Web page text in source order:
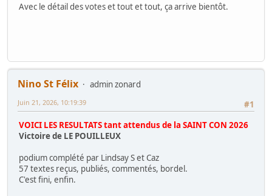
Avec le détail des votes et tout et tout, ça arrive bientôt.
Nino St Félix
admin zonard
#1
Juin 21, 2026, 10:19:39
VOICI LES RESULTATS tant attendus de la SAINT CON 2026
Victoire de LE POUILLEUX
podium complété par Lindsay S et Caz
57 textes reçus, publiés, commentés, bordel.
C'est fini, enfin.